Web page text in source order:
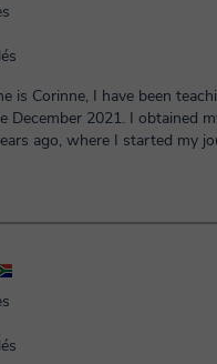
is Corinne, I have been
December 2021. I obtained
ago, where I started my